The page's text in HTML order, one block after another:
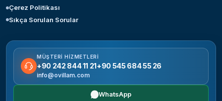
Çerez Politikası
Sıkça Sorulan Sorular
MÜŞTERI HIZMETLERI
+90 242 844 11 21+90 545 684 55 26
info@ovillam.com
WhatsApp